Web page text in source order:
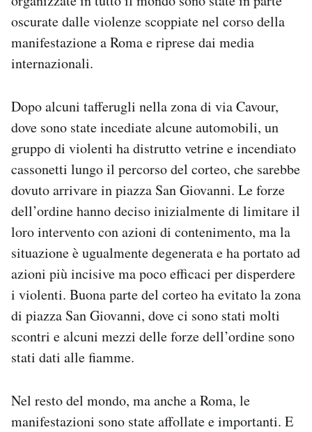
CALENDARIO
AREA PERSONALE
Newsletter
Notifiche mobile
Regala il Post
Hai bisogno di aiuto?
Esci
oscurate dalle violenze scoppiate nel corso della
manifestazione a Roma e riprese dai media
internazionali.
Dopo alcuni tafferugli nella zona di via Cavour,
dove sono state incediate alcune automobili, un
gruppo di violenti ha distrutto vetrine e incendiato
cassonetti lungo il percorso del corteo, che sarebbe
dovuto arrivare in piazza San Giovanni. Le forze
dell’ordine hanno deciso inizialmente di limitare il
loro intervento con azioni di contenimento, ma la
situazione è ugualmente degenerata e ha portato ad
azioni più incisive ma poco efficaci per disperdere
i violenti. Buona parte del corteo ha evitato la zona
di piazza San Giovanni, dove ci sono stati molti
scontri e alcuni mezzi delle forze dell’ordine sono
stati dati alle fiamme.
Nel resto del mondo, ma anche a Roma, le
manifestazioni sono state affollate e importanti. E